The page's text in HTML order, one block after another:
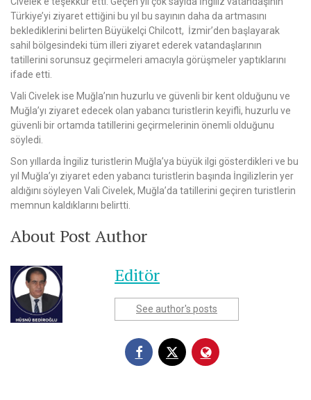
Türkiye’yi ziyaret ettiğini bu yıl bu sayının daha da artmasını
beklediklerini belirten Büyükelçi Chilcott, İzmir’den başlayarak
sahil bölgesindeki tüm illeri ziyaret ederek vatandaşlarının
tatillerini sorunsuz geçirmeleri amacıyla görüşmeler yaptıklarını
ifade etti.
Vali Civelek ise Muğla’nın huzurlu ve güvenli bir kent olduğunu ve
Muğla’yı ziyaret edecek olan yabancı turistlerin keyifli, huzurlu ve
güvenli bir ortamda tatillerini geçirmelerinin önemli olduğunu
söyledi.
Son yıllarda İngiliz turistlerin Muğla’ya büyük ilgi gösterdikleri ve bu
yıl Muğla’yı ziyaret eden yabancı turistlerin başında İngilizlerin yer
aldığını söyleyen Vali Civelek, Muğla’da tatillerini geçiren turistlerin
memnun kaldıklarını belirtti.
About Post Author
Editör
See author's posts